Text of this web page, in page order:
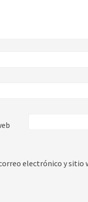
electrónico y sitio